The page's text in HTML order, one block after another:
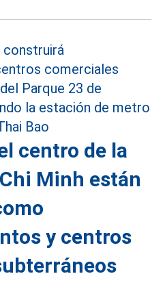
centro de la
Minh están
y centros